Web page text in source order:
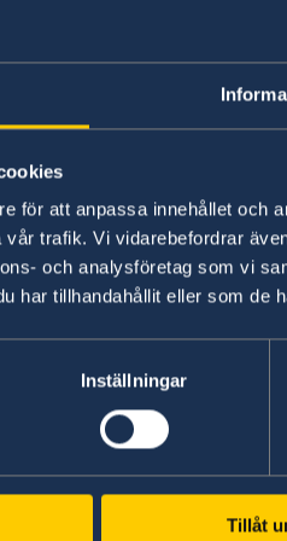
för att anpassa innehållet och
trafik. Vi vidarebefordrar
och analysföretag som vi
har tillhandahållit eller som de
Inställningar
Tillåt
empiece el permiso.
demora en promedio
solicitar el permiso
empiece el permiso.
Última actualización 29